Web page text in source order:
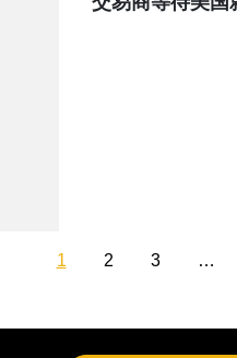
1 2 3 …